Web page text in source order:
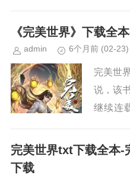
续关注
时间更
《完美世界》下载全
admin 6个月前 (02-23)
完美世
说，该
继续连
续关注
完美世界txt下载全本-
下载